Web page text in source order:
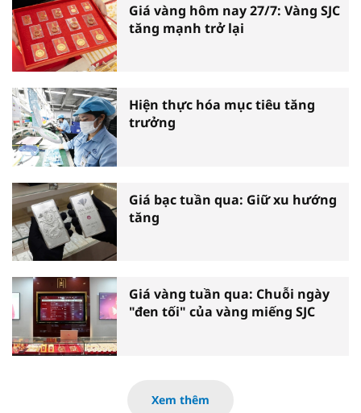
Giá vàng hôm nay 27/7: Vàng SJC
tăng mạnh trở lại
Hiện thực hóa mục tiêu tăng
trưởng
Giá bạc tuần qua: Giữ xu hướng
tăng
Giá vàng tuần qua: Chuỗi ngày
"đen tối" của vàng miếng SJC
Xem thêm